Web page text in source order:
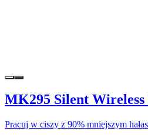
MK295 Silent Wireless
Pracuj w ciszy z 90% mniejszym